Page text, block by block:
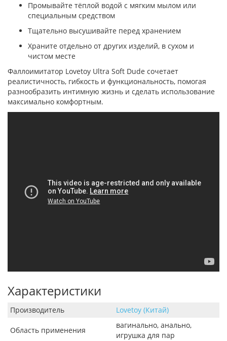
Промывайте тёплой водой с мягким мылом или
специальным средством
Тщательно высушивайте перед хранением
Храните отдельно от других изделий, в сухом и
чистом месте
Фаллоимитатор Lovetoy Ultra Soft Dude сочетает
реалистичность, гибкость и функциональность, помогая
разнообразить интимную жизнь и сделать использование
максимально комфортным.
Характеристики
Производитель Lovetoy (Китай)
Область применения
вагинально, анально,
игрушка для пар